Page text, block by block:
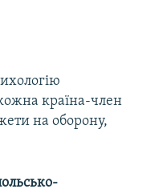
країна-член
на оборону,